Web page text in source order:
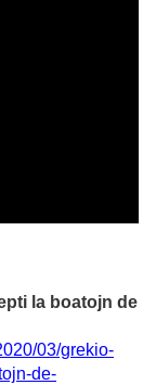
la boatojn de
03/grekio-
de-